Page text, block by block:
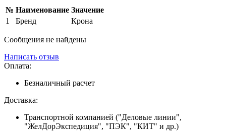
№ Наименование Значение
1
Бренд Крона
Сообщения не найдены
Написать отзыв
Оплата:
Безналичный расчет
Доставка:
Транспортной компанией ("Деловые линии",
"ЖелДорЭкспедиция", "ПЭК", "КИТ" и др.)